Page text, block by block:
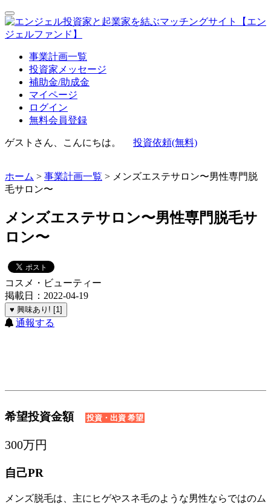
事業計画一覧
投資家メッセージ
補助金/助成金
マイページ
ログイン
無料会員登録
ゲストさん、こんにちは。 投資依頼(無料)
ホーム > 事業計画一覧 > メンズエステサロン〜男性専門脱
毛サロン〜
メンズエステサロン〜男性専門脱毛サ
ロン〜
コスメ・ビューティー
掲載日：2022-04-19
♥ 興味あり! [1]
通報する
希望投資金額 投資・出資 希望
300万円
自己PR
メンズ脱毛は、主にヒゲやスネ毛のような男性ならではのム